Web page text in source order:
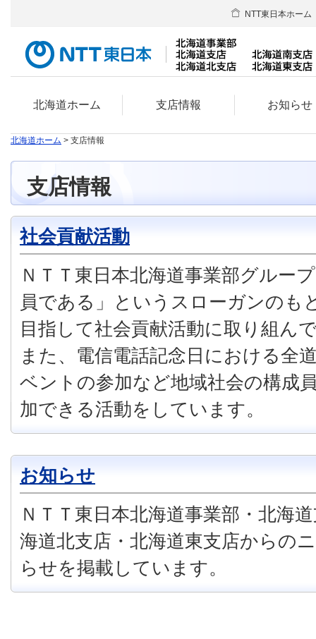
北海道ホーム 支店情報 お知らせ
NTT東日本ホーム
北海道ホーム > 支店情報
支店情報
社会貢献活動
ＮＴＴ東日本北海道事業部グルー
員である」というスローガンのも
目指して社会貢献活動に取り組ん
また、電信電話記念日における全
ベントの参加など地域社会の構成
加できる活動をしています。
お知らせ
ＮＴＴ東日本北海道事業部・北海
海道北支店・北海道東支店からの
らせを掲載しています。